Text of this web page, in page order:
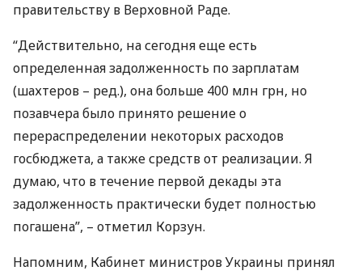
правительству в Верховной Раде.
“Действительно, на сегодня еще есть
определенная задолженность по зарплатам
(шахтеров – ред.), она больше 400 млн грн, но
позавчера было принято решение о
перераспределении некоторых расходов
госбюджета, а также средств от реализации. Я
думаю, что в течение первой декады эта
задолженность практически будет полностью
погашена”, – отметил Корзун.
Напомним, Кабинет министров Украины принял